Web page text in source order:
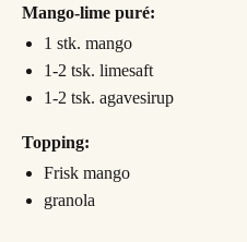
Mango-lime puré:
1 stk. mango
1-2 tsk. limesaft
1-2 tsk. agavesirup
Topping:
Frisk mango
granola